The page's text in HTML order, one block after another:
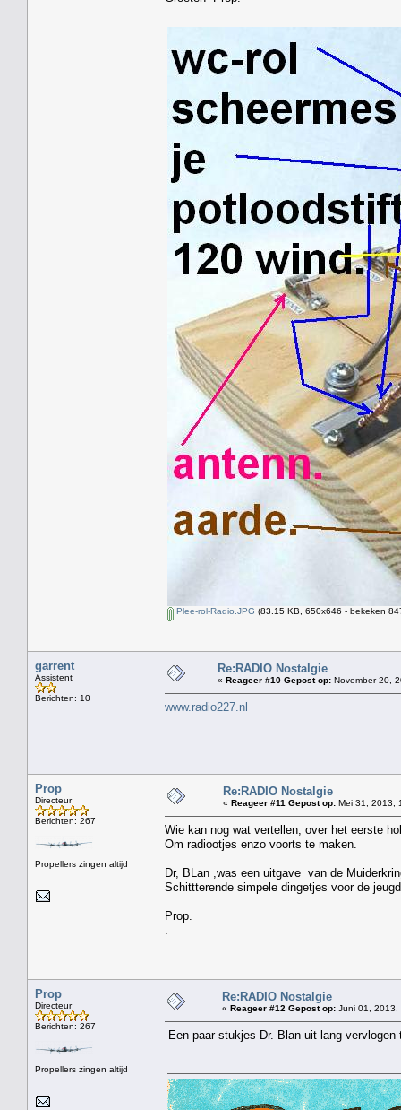
Plee-rol-Radio.JPG (83.15 KB, 650x646 - bekeken
garrent
Assistent
Berichten: 10
Re:RADIO Nostalgie
« Reageer #10 Gepost op: November 20,
www.radio227.nl
Prop
Directeur
Berichten: 267
Propellers zingen altijd
Re:RADIO Nostalgie
« Reageer #11 Gepost op: Mei 31, 2013,
Wie kan nog wat vertellen, over het eerste
Om radiootjes enzo voorts te maken.
Dr, BLan ,was een uitgave van de
Schittterende simpele dingetjes voor de
Prop.
Prop
Directeur
Berichten: 267
Propellers zingen altijd
Re:RADIO Nostalgie
« Reageer #12 Gepost op: Juni 01, 2013,
Een paar stukjes Dr. Blan uit lang vervlogen